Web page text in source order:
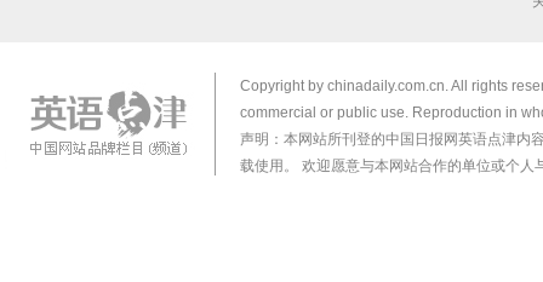
Copyright by chinadaily.com.cn. All rights
commercial or public use. Reproduction in
声明：本网站所刊登的中国日报网英语点津内
载使用。 欢迎愿意与本网站合作的单位或个人